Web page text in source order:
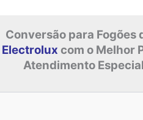
Conversão para Fogões
Electrolux com o Melhor
Atendimento